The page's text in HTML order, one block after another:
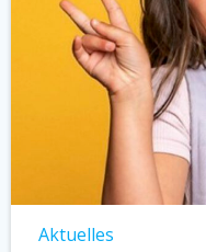
Aktuelles